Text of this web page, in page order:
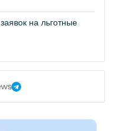
на льготные